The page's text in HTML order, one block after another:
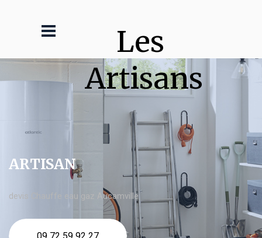
Les
Artisans
ARTISAN
devis Chauffe eau gaz Aucamville